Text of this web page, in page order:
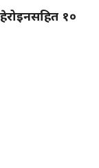
१०